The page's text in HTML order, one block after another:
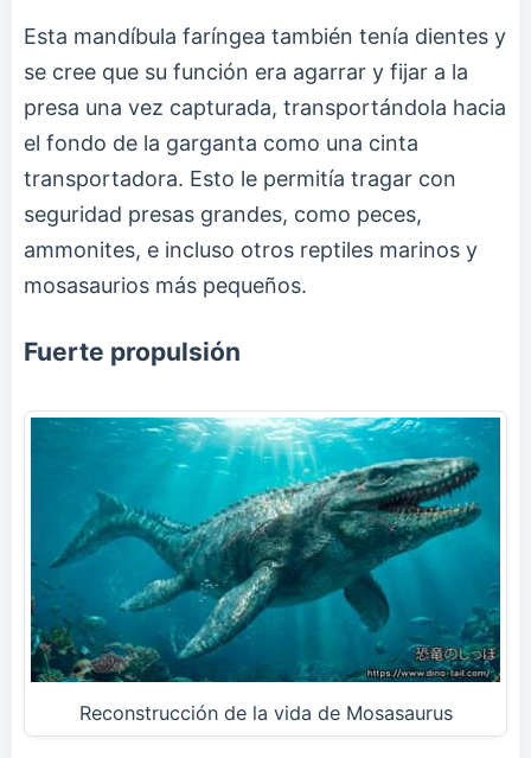
Esta mandíbula faríngea también tenía dientes y
se cree que su función era agarrar y fijar a la
presa una vez capturada, transportándola hacia
el fondo de la garganta como una cinta
transportadora. Esto le permitía tragar con
seguridad presas grandes, como peces,
ammonites, e incluso otros reptiles marinos y
mosasaurios más pequeños.
Fuerte propulsión
Reconstrucción de la vida de Mosasaurus